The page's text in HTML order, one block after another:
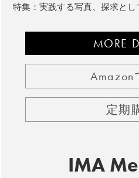
特集：実践する写真、探求とし
MORE
Amazon
定期
IMA